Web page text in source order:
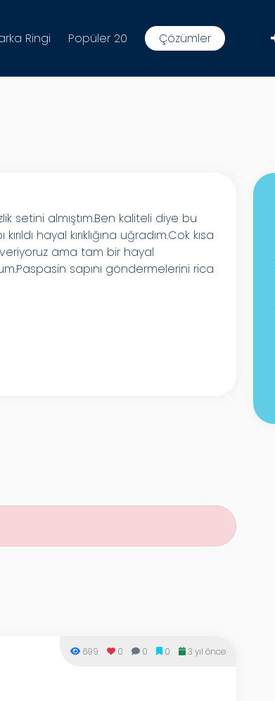
Ringi Popüler 20 Çözümler
setini almıştım.Ben kaliteli diye bu
hayal kırıklığına uğradım.Cok kısa
ama tam bir hayal
sapını göndermelerini rica
699 0 0 0 3 yıl önce